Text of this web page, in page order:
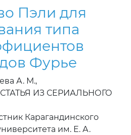
Пэли для
типа
Фурье
А. М.,
СТАТЬЯ ИЗ СЕРИАЛЬНОГО
Карагандинского
им. Е. А.